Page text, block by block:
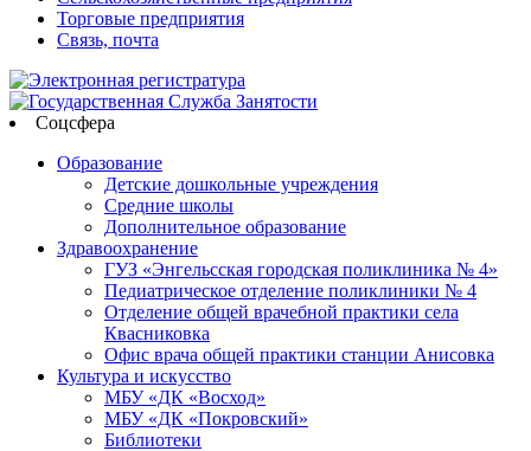
Торговые предприятия
Связь, почта
Соцсфера
Образование
Детские дошкольные учреждения
Средние школы
Дополнительное образование
Здравоохранение
ГУЗ «Энгельсская городская поликлиника № 4»
Педиатрическое отделение поликлиники № 4
Отделение общей врачебной практики села
Квасниковка
Офис врача общей практики станции Анисовка
Культура и искусство
МБУ «ДК «Восход»
МБУ «ДК «Покровский»
Библиотеки